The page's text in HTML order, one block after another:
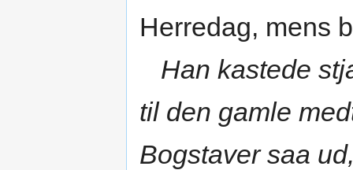
Herredag, mens
Han kastede
til den gamle
Bogstaver saa